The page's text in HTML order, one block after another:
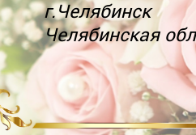
г.Челябинск
Челябинская